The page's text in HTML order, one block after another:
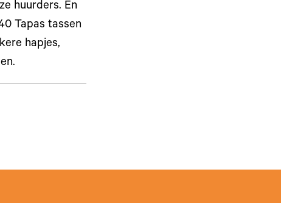
huurders. En
Tapas tassen
hapjes,